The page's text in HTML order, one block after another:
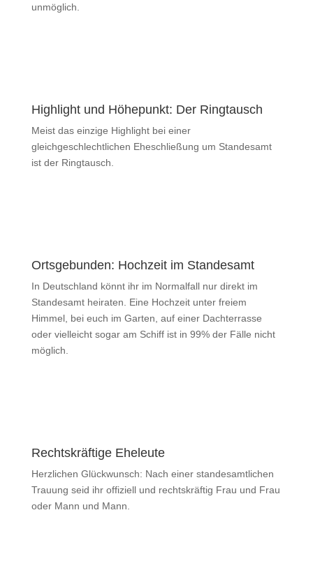
unmöglich.
Highlight und Höhepunkt: Der Ringtausch
Meist das einzige Highlight bei einer
gleichgeschlechtlichen Eheschließung um Standesamt
ist der Ringtausch.
Ortsgebunden: Hochzeit im Standesamt
In Deutschland könnt ihr im Normalfall nur direkt im
Standesamt heiraten. Eine Hochzeit unter freiem
Himmel, bei euch im Garten, auf einer Dachterrasse
oder vielleicht sogar am Schiff ist in 99% der Fälle nicht
möglich.
Rechtskräftige Eheleute
Herzlichen Glückwunsch: Nach einer standesamtlichen
Trauung seid ihr offiziell und rechtskräftig Frau und Frau
oder Mann und Mann.